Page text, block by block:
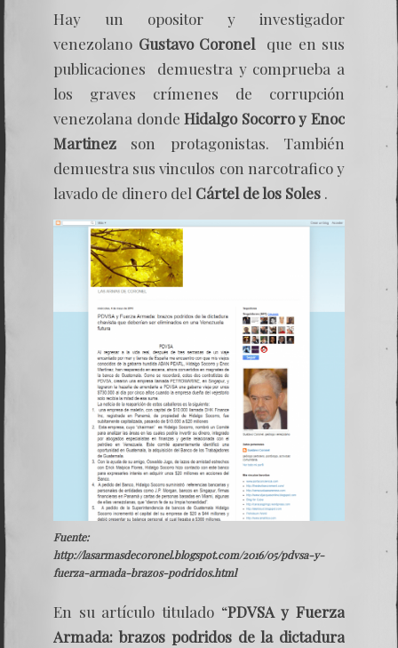
Hay un opositor y investigador
venezolano Gustavo Coronel que en sus
publicaciones demuestra y comprueba a
los graves crímenes de corrupción
venezolana dondeHidalgo Socorro y Enoc
Martinez son protagonistas. También
demuestra sus vinculos con narcotrafico y
lavado de dinero del Cártel de los Soles .
Fuente:
http://lasarmasdecoronel.blogspot.com/2016/05/pdvsa-y-
fuerza-armada-brazos-podridos.html
En su artículo titulado “PDVSA y Fuerza
Armada: brazos podridos de la dictadura